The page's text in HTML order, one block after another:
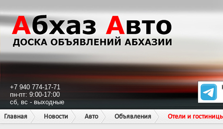
+7 940 774-17-71
пн-пт: 9:00-17:00
сб, вс - выходные
Главная
Новости Авто Объявления Отели и